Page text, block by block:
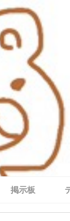
掲示板